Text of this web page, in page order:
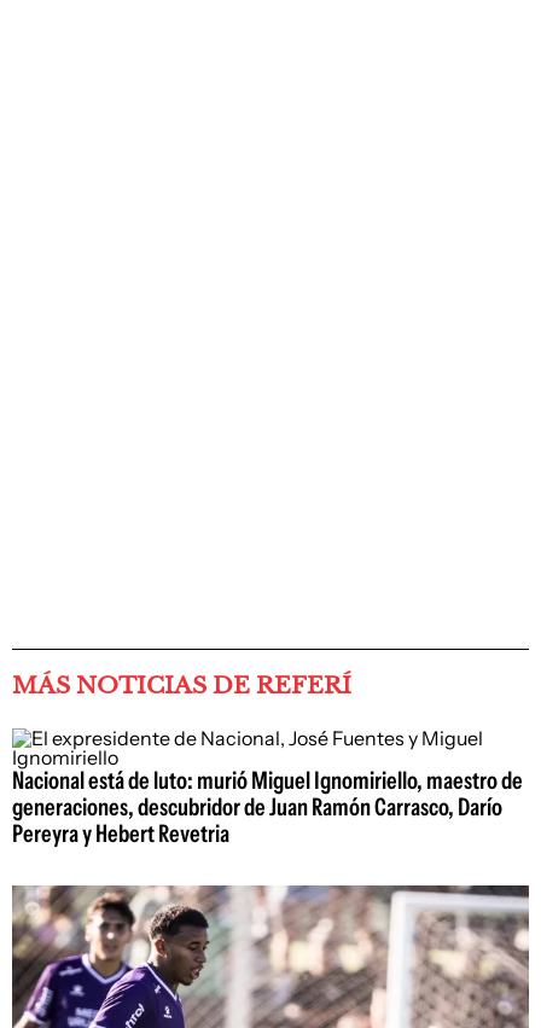
MÁS NOTICIAS DE REFERÍ
Nacional está de luto: murió Miguel Ignomiriello, maestro de
generaciones, descubridor de Juan Ramón Carrasco, Darío
Pereyra y Hebert Revetria